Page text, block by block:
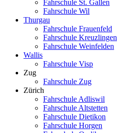
Fahrschule St. Gallen
Fahrschule Wil
Thurgau
Fahrschule Frauenfeld
Fahrschule Kreuzlingen
Fahrschule Weinfelden
Wallis
Fahrschule Visp
Zug
Fahrschule Zug
Zürich
Fahrschule Adliswil
Fahrschule Altstetten
Fahrschule Dietikon
Fahrschule Horgen